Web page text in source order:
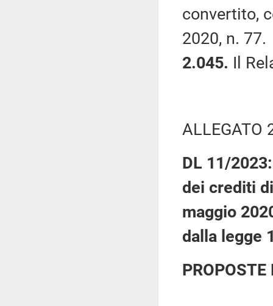
convertito,
2020, n. 77.
2.045. Il
ALLEGATO
DL 11/
dei crediti
maggio
dalla legge
PROPOSTE